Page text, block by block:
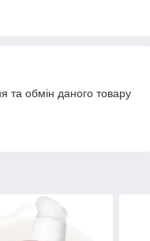
та обмін даного товару